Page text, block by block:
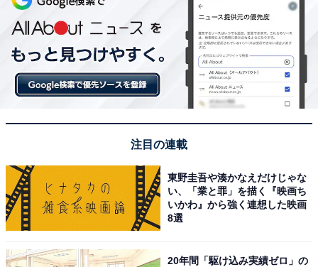
価格
税込300円
ラインアップ
全6種
・モンチッチくん
・モンチッチちゃん
・チムたん
注目の連載
東野圭吾や湊かなえだけじゃな
い、「業と罪」を描く『映画ち
いかわ』から強く連想した映画
8選
20年間「駆け込み実績ゼロ」の